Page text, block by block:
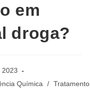
em
droga?
2023
Química / Tratamento